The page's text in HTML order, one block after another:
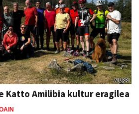
Katto Amilibia kultur eragilea